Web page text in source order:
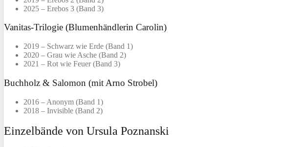
2025 – Erebos 3 (Band 3)
Vanitas-Trilogie (Blumenhändlerin Carolin)
2019 – Schwarz wie Erde (Band 1)
2020 – Grau wie Asche (Band 2)
2021 – Rot wie Feuer (Band 3)
Buchholz & Salomon (mit Arno Strobel)
2016 – Anonym (Band 1)
2018 – Invisible (Band 2)
Einzelbände von Ursula Poznanski